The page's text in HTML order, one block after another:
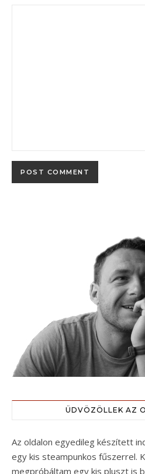
ÜDVÖZÖLLEK AZ
Az oldalon egyedileg készített
egy kis steampunkos fűszerrel.
megpróbáltam egy kis pluszt is